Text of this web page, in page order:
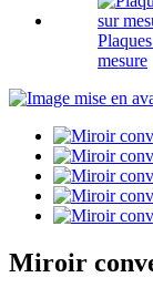
mesure
Miroir